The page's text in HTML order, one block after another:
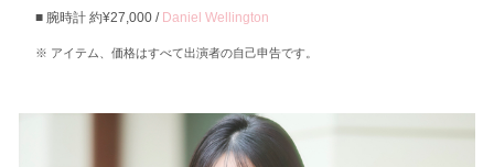
腕時計 約¥27,000 / Daniel Wellington
アイテム、価格はすべて出演者の自己申告です。